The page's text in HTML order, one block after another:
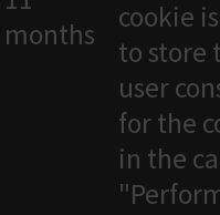
months
cookie
to store
user
for the
in the